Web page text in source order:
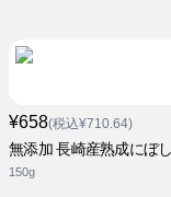
¥658(税込¥710.64)
無添加 長崎産熟成にぼ
150g